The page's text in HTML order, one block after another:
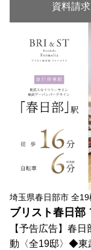
資料請求
埼玉県春日部市 全19
ブリスト春日部
【予告広告】春
動〈全19邸〉◆東